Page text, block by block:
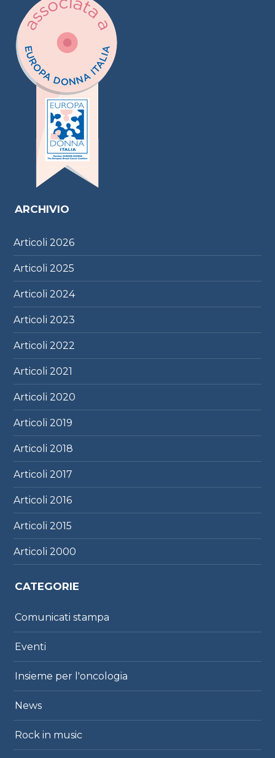
ARCHIVIO
Articoli2026
Articoli2025
Articoli2024
Articoli2023
Articoli2022
Articoli2021
Articoli2020
Articoli2019
Articoli2018
Articoli2017
Articoli2016
Articoli2015
Articoli2000
CATEGORIE
Comunicati stampa
Eventi
Insieme per l'oncologia
News
Rock in music